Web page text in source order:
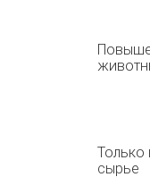
Только
сырье